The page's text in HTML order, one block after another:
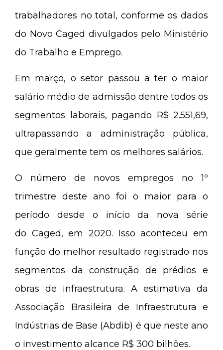
trabalhadores no total, conforme os dados
do Novo Caged divulgados pelo Ministério
do Trabalho e Emprego.
Em março, o setor passou a ter o maior
salário médio de admissão dentre todos os
segmentos laborais, pagando R$ 2.551,69,
ultrapassando a administração pública,
que geralmente tem os melhores salários.
O número de novos empregos no 1º
trimestre deste ano foi o maior para o
período desde o início da nova série
do Caged, em 2020. Isso aconteceu em
função do melhor resultado registrado nos
segmentos da construção de prédios e
obras de infraestrutura. A estimativa da
Associação Brasileira de Infraestrutura e
Indústrias de Base (Abdib) é que neste ano
o investimento alcance R$ 300 bilhões.